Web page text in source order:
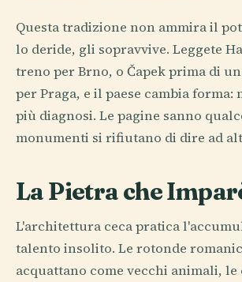
Questa tradizione non ammira il
lo deride, gli sopravvive. Leggete
treno per Brno, o Čapek prima di
per Praga, e il paese cambia forma:
più diagnosi. Le pagine sanno
monumenti si rifiutano di dire ad
La Pietra che
L'architettura ceca pratica
talento insolito. Le rotonde
acquattano come vecchi animali, le